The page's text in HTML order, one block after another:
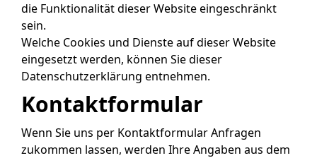
die Funktionalität dieser Website eingeschränkt
sein.
Welche Cookies und Dienste auf dieser Website
eingesetzt werden, können Sie dieser
Datenschutzerklärung entnehmen.
Kontaktformular
Wenn Sie uns per Kontaktformular Anfragen
zukommen lassen, werden Ihre Angaben aus dem